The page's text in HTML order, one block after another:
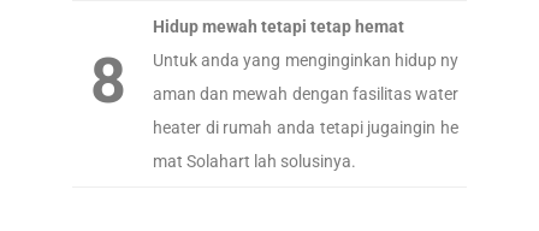
8
Hidup mewah tetapi tetap hemat
Untuk anda yang menginginkan hidup ny
aman dan mewah dengan fasilitas water
heater di rumah anda tetapi jugaingin he
mat Solahart lah solusinya.